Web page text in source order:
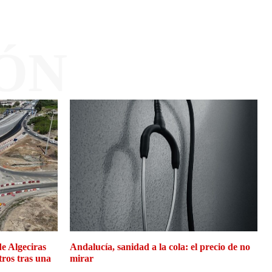
Algeciras
tras una
Andalucía, sanidad a la cola: el precio de no
mirar